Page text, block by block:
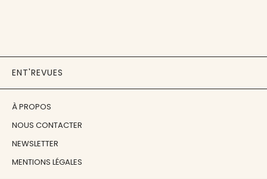
ENT'REVUES
À PROPOS
NOUS CONTACTER
NEWSLETTER
MENTIONS LÉGALES